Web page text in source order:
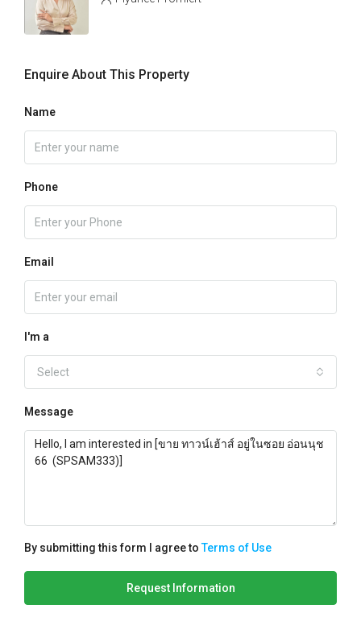
Enquire About This Property
Name
Phone
Email
I'm a
Select
Message
By submitting this form I agree toTerms of Use
Request Information